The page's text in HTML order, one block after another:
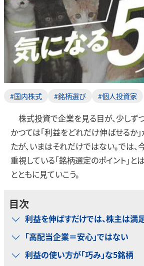
#国内株式 #銘柄選び #個人投資家
株式投資で企業を見る目が、少しず
かつては「利益をどれだけ伸ばせるか
たが、いまはそれだけではない。では
重視している「銘柄選定のポイント」
とともに見ていこう。
目次
利益を伸ばすだけでは、株主は満
「高配当企業＝安心」ではない
利益の使い方が「巧み」な5銘柄